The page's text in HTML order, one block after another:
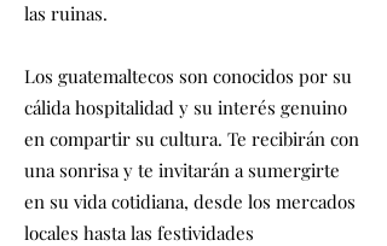
las ruinas.
Los guatemaltecos son conocidos por su
cálida hospitalidad y su interés genuino
en compartir su cultura. Te recibirán con
una sonrisa y te invitarán a sumergirte
en su vida cotidiana, desde los mercados
locales hasta las festividades